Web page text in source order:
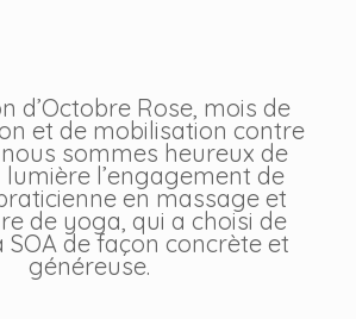
d’Octobre Rose, mois de
et de mobilisation contre
sommes heureux de
l’engagement de
en massage et
de yoga, qui a choisi de
SOA de façon concrète et
généreuse.